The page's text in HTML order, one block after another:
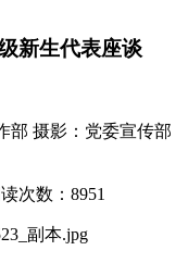
新生代表座谈
部 摄影：党委宣传部
次数： 8951